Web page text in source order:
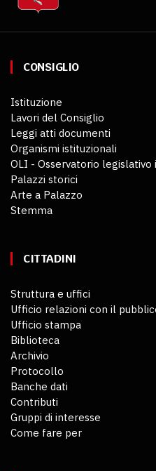
CONSIGLIO
Istituzione
Lavori del Consiglio
Leggi atti documenti
Organismi istituzionali
OLI - Osservatorio
Palazzi storici
Arte a Palazzo
Stemma
CITTADINI
Struttura e uffici
Ufficio relazioni con il
Ufficio stampa
Biblioteca
Archivio
Protocollo
Banche dati
Contributi
Gruppi di interesse
Come fare per